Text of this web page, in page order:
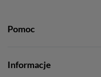
Pomoc
Informacje